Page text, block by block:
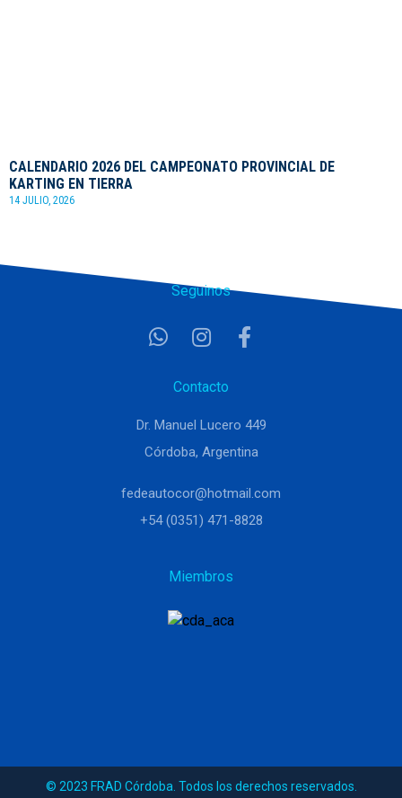
CALENDARIO 2026 DEL CAMPEONATO PROVINCIAL DE
KARTING EN TIERRA
14 JULIO, 2026
Seguinos
Contacto
Dr. Manuel Lucero 449
Córdoba, Argentina
fedeautocor@hotmail.com
+54 (0351) 471-8828
Miembros
© 2023 FRAD Córdoba. Todos los derechos reservados.